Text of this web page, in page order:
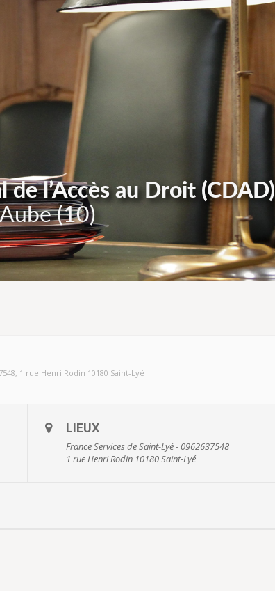
l’Accès au Droit (CDAD)
(10)
, 1 rue Henri Rodin 10180 Saint-Lyé
LIEUX
France Services de Saint-Lyé - 0962637548
1 rue Henri Rodin 10180 Saint-Lyé